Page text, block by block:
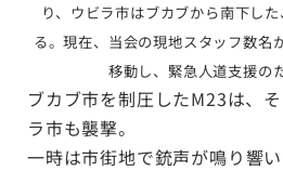
り、ウビラ市はブカブから南下し
る。現在、当会の現地スタッフ数名
移動し、緊急人道支援の
ブカブ市を制圧したM23は、
ラ市も襲撃。
一時は市街地で銃声が鳴り響い